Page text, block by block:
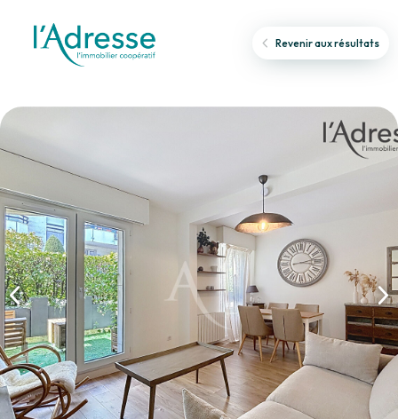
Revenir aux résultats